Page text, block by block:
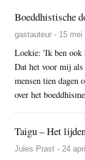
Boeddhistische
gastauteur - 15 mei
Loekie: 'Ik ben ook
Dat het voor mij
mensen tien dagen
over het
Taigu – Het
Jules Prast - 24